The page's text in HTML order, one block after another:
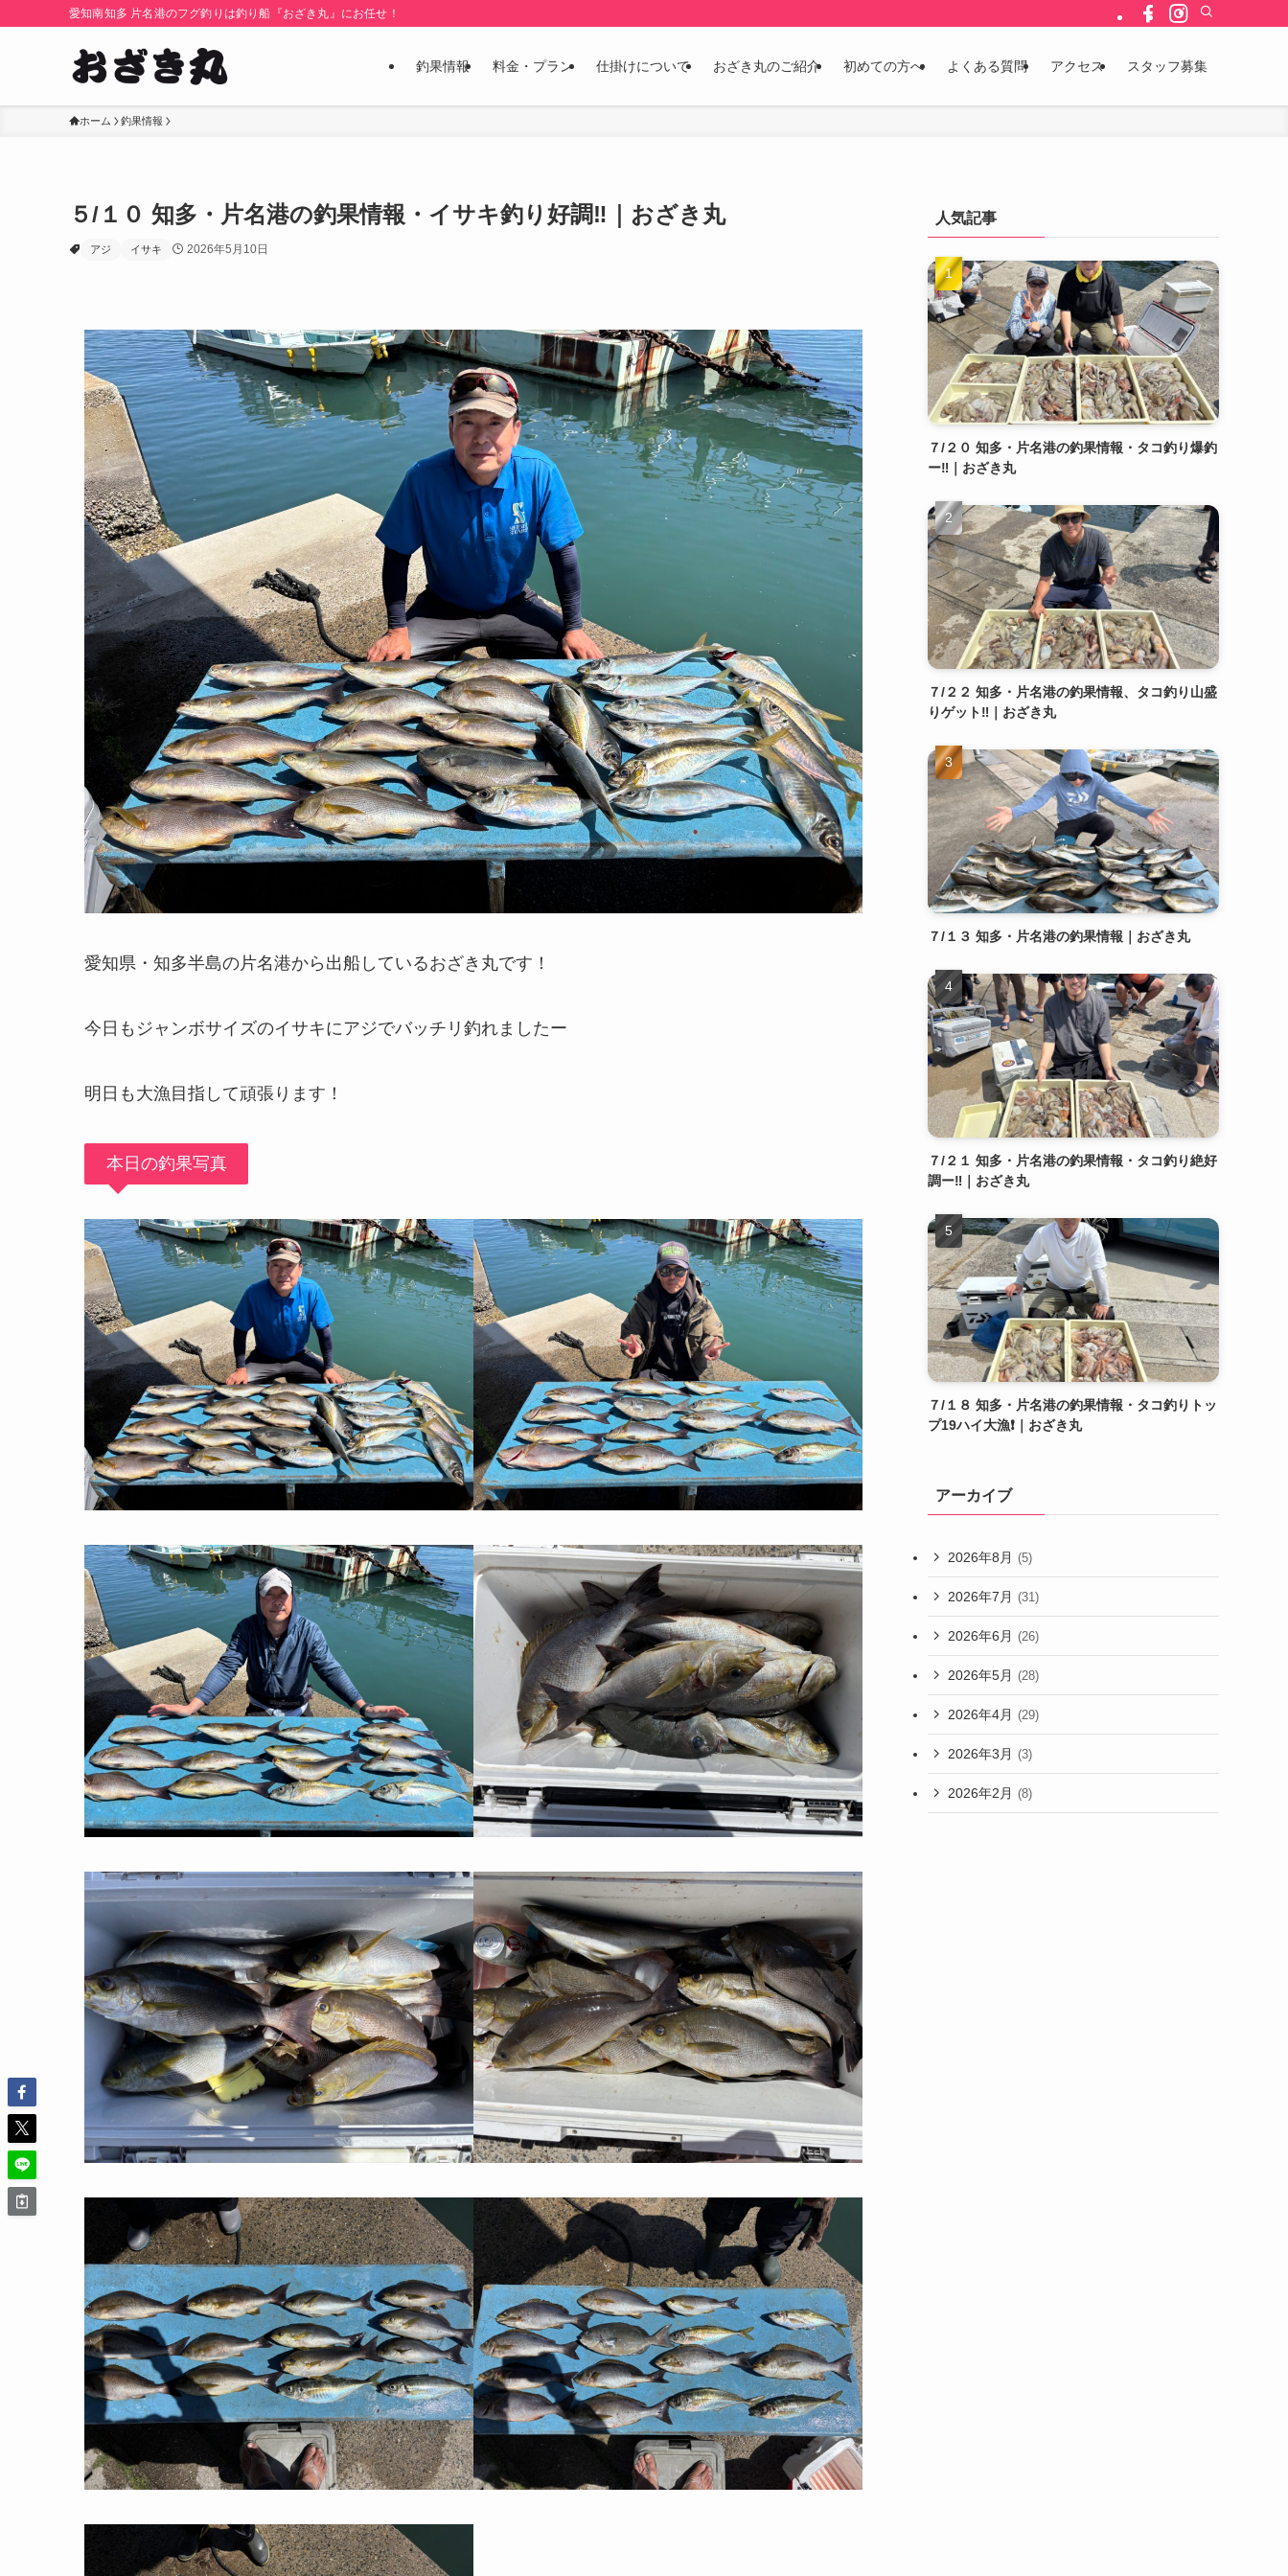
愛知南知多 片名港のフグ釣りは釣り船『おざき丸』にお任せ！
釣果情報 料金・プラン 仕掛けについて おざき丸のご紹介 初めての方へ よくある質問 アクセス スタッフ募集
ホーム 釣果情報
５/１０ 知多・片名港の釣果情報・イサキ釣り好調‼️｜おざき丸
アジ イサキ 2026年5月10日
愛知県・知多半島の片名港から出船しているおざき丸です！
今日もジャンボサイズのイサキにアジでバッチリ釣れましたー
明日も大漁目指して頑張ります！
本日の釣果写真
人気記事
７/２０ 知多・片名港の釣果情報・タコ釣り爆釣
ー‼️｜おざき丸
７/２２ 知多・片名港の釣果情報、タコ釣り山盛
りゲット‼️｜おざき丸
７/１３ 知多・片名港の釣果情報｜おざき丸
７/２１ 知多・片名港の釣果情報・タコ釣り絶好
調ー‼️｜おざき丸
７/１８ 知多・片名港の釣果情報・タコ釣りトッ
プ19ハイ大漁❗️｜おざき丸
アーカイブ
2026年8月 (5)
2026年7月 (31)
2026年6月 (26)
2026年5月 (28)
2026年4月 (29)
2026年3月 (3)
2026年2月 (8)